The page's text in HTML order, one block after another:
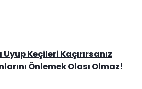
Keçileri Kaçırırsanız
Önlemek Olası Olmaz!